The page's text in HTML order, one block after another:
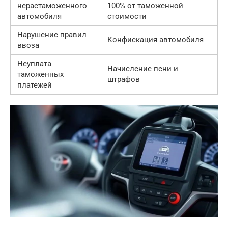
нерастаможенного
автомобиля
100% от таможенной
стоимости
Нарушение правил
ввоза
Конфискация автомобиля
Неуплата
таможенных
платежей
Начисление пени и
штрафов